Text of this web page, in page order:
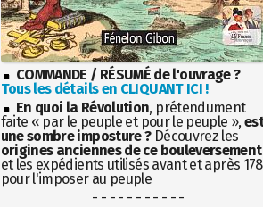
COMMANDE / RÉSUMÉ de l'ouvrage ?
Tous les détails en CLIQUANT ICI !
En quoi la Révolution, prétendument
faite « par le peuple et pour le peuple »,
une sombre imposture ?Découvrez les
origines anciennes de ce bouleversement
et les expédients utilisés avant et après
pour l'imposer au peuple
- - - - - - - - - - -